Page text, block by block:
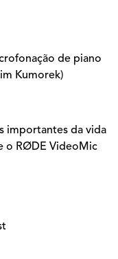
de piano
Kumorek)
importantes da vida
o RØDE VideoMic